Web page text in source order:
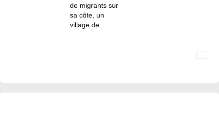
de migrants sur
sa côte, un
village de ...